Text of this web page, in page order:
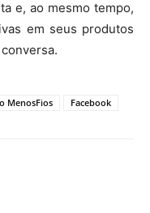
e, ao mesmo tempo,
em seus produtos
MenosFios Facebook